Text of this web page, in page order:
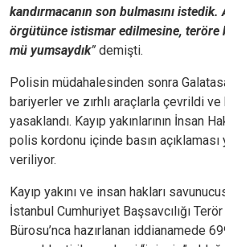
kandırmacanın son bulmasını
örgütünce istismar edilmesine, teröre
mü yumsaydık” demişti.
Polisin müdahalesinden sonra
bariyerler ve zırhlı araçlarla çevrildi ve
yasaklandı. Kayıp yakınlarının İnsan
polis kordonu içinde basın açıklaması
veriliyor.
Kayıp yakını ve insan hakları
İstanbul Cumhuriyet Başsavcılığı
Bürosu’nca hazırlanan iddianamede